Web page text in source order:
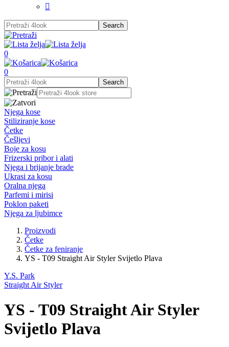

0
0
Njega kose
Stiliziranje kose
Četke
Češljevi
Boje za kosu
Frizerski pribor i alati
Njega i brijanje brade
Ukrasi za kosu
Oralna njega
Parfemi i mirisi
Poklon paketi
Njega za ljubimce
Proizvodi
Četke
Četke za feniranje
YS - T09 Straight Air Styler Svijetlo Plava
Y.S. Park
Straight Air Styler
YS - T09 Straight Air Styler
Svijetlo Plava